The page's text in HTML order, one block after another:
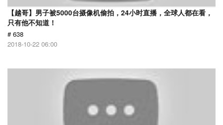
【越哥】男子被5000台摄像机偷拍，24小时直播，全球人都在看，
只有他不知道！
# 638
2018-10-22 06:00